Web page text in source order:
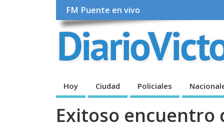
FM Puente en vivo
Hoy Ciudad Policiales
Exitoso encuentro